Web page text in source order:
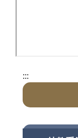
:::